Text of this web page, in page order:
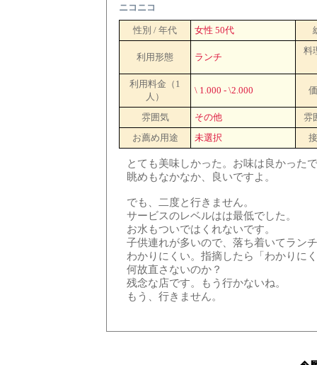
ニコニコ
性別 / 年代 女性 50代
利用形態 ランチ
料
利用料金（1
人）
\ 1.000 - \2.000
雰囲気 その他
雰
お薦め用途
未選択
とても美味しかった。お味は良かった
眺めもなかなか、良いですよ。
でも、二度と行きません。
サービスのレベルはは最低でした。
お水もついではくれないです。
子供連れが多いので、落ち着いてラン
わかりにくい。指摘したら「わかりに
何故直さないのか？
残念な店です。もう行かないね。
もう、行きません。